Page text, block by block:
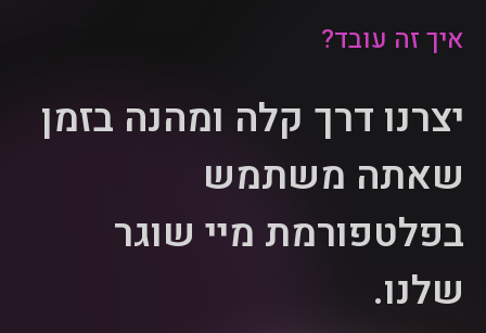
איך זה עובד?
יצרנו דרך קלה ומהנה בזמן
שאתה משתמש
בפלטפורמת מיי שוגר
שלנו.